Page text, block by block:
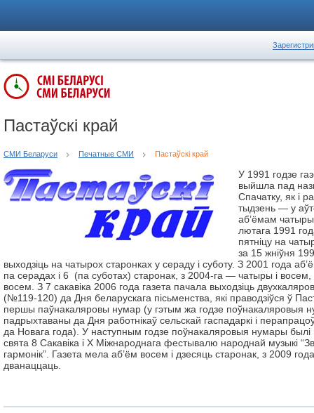
Пастаўскі край
СМИ Беларуси Печатные СМИ Пастаўскі край
У 1991 годзе
выйшла пад
Спачатку, як і
тыдзень — у
аб’ёмам
лютага 1991
пятніцу на
за 15 жніўня
выходзіць на чатырох старонках у сераду і суботу. З 2001 года
па серадах і 6 (па суботах) старонак, з 2004-га — чатыры і
восем. З 7 сакавіка 2006 года газета пачала выходзіць
(№119-120) да Дня беларускага пісьменства, які праводзіўся ў
першы паўнакаляровы нумар (у гэтым жа годзе поўнакаляровыя
падрыхтаваны да Дня работнікаў сельскай гаспадаркі і
да Новага года). У наступным годзе поўнакаляровыя нумары
свята 8 Сакавіка і Х Міжнароднага фестывалю народнай музыкі
гармонік”. Газета мела аб’ём восем і дзесяць старонак, з 2009
дванаццаць.